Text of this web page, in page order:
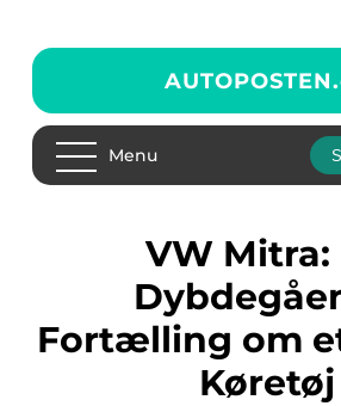
AUTOPOSTEN.
Menu
VW Mitra: En
Fortælling om
Køretøj